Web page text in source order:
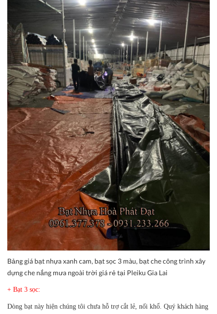
Bảng giá bạt nhựa xanh cam, bạt sọc 3 màu, bạt che công trình xây
dựng che nắng mưa ngoài trời giá rẻ tại Pleiku Gia Lai
+ Bạt 3 sọc:
Dòng bạt này hiện chúng tôi chưa hỗ trợ cắt lẻ, nối khổ. Quý khách hàng